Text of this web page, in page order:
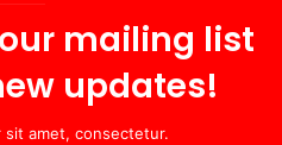
mailing list
updates!
sit amet, consectetur.